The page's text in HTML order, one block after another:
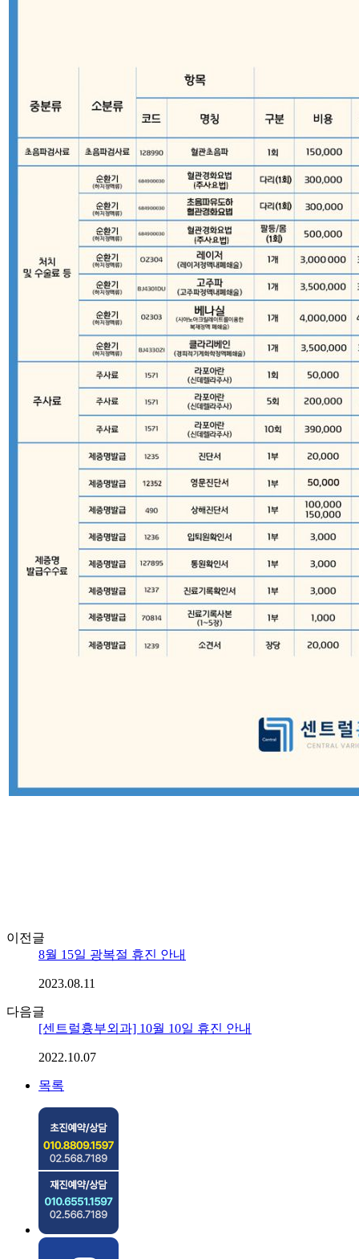
이전글
8월 15일 광복절 휴진 안내
2023.08.11
다음글
[센트럴흉부외과] 10월 10일 휴진 안내
2022.10.07
목록